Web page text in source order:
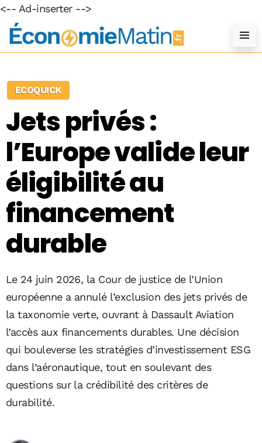
<-- Ad-inserter -->
ECOQUICK
Jets privés :
l’Europe valide leur
éligibilité au
financement
durable
Le 24 juin 2026, la Cour de justice de l’Union
européenne a annulé l’exclusion des jets privés de
la taxonomie verte, ouvrant à Dassault Aviation
l’accès aux financements durables. Une décision
qui bouleverse les stratégies d’investissement ESG
dans l’aéronautique, tout en soulevant des
questions sur la crédibilité des critères de
durabilité.